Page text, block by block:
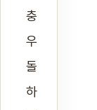
충
우
돌
하